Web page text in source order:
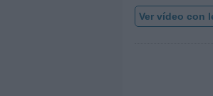
Ver vídeo con